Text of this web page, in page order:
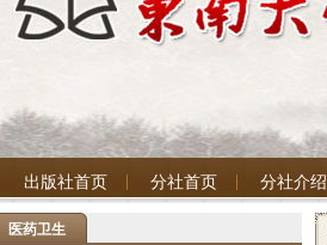
出版社首页 分社首页 分社介绍
医药卫生